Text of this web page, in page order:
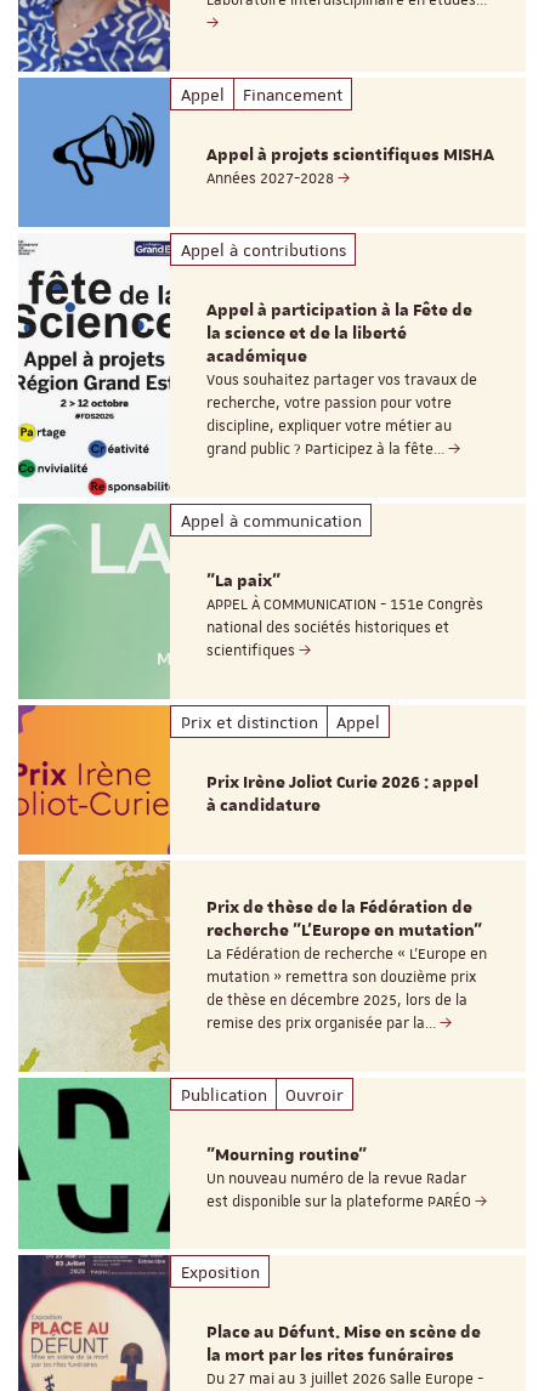
Appel Financement
Appel à projets scientifiques MISHA
Années 2027-2028
Appel à contributions
Appel à participation à la Fête de
la science et de la liberté
académique
Vous souhaitez partager vos travaux de
recherche, votre passion pour votre
discipline, expliquer votre métier au
grand public ? Participez à la fête…
Appel à communication
"La paix"
APPEL À COMMUNICATION - 151e Congrès
national des sociétés historiques et
scientifiques
Prix et distinction Appel
Prix Irène Joliot Curie 2026 : appel
à candidature
Prix de thèse de la Fédération de
recherche "L’Europe en mutation"
La Fédération de recherche « L’Europe en
mutation » remettra son douzième prix
de thèse en décembre 2025, lors de la
remise des prix organisée par la…
Publication Ouvroir
"Mourning routine"
Un nouveau numéro de la revue Radar
est disponible sur la plateforme PARÉO
Exposition
Place au Défunt. Mise en scène de
la mort par les rites funéraires
Du 27 mai au 3 juillet 2026 Salle Europe -